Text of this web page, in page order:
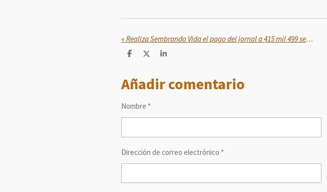
« Realiza Sembrando Vida el pago del jornal a 415 mil 499 sembradoras y sembradores del país
C
p
a
i
r
C
a
r
C
a
r
Añadir comentario
Nombre *
Dirección de correo electrónico *